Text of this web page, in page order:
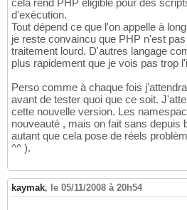
cela rend PHP éligible pour des
d'exécution.
Tout dépend ce que l'on appelle à
je reste convaincu que PHP n'est
traitement lourd. D'autres langage
plus rapidement que je vois pas trop
Perso comme à chaque fois
avant de tester quoi que ce soit.
cette nouvelle version. Les
nouveauté , mais on fait sans depuis
autant que cela pose de réels
^^ ).
kaymak, le 05/11/2008 à 20h54